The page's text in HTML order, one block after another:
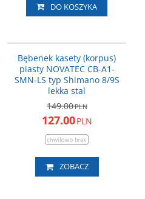
DO KOSZYKA
Bębenek kasety (korpus)
piasty NOVATEC CB-A1-
SMN-LS typ Shimano 8/9S
lekka stal
149.00PLN
127.00PLN
ZOBACZ